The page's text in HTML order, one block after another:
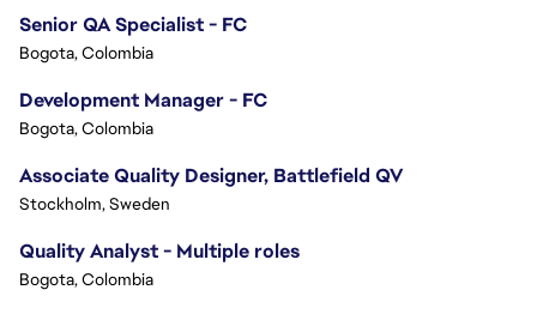
Senior QA Specialist - FC
Bogota, Colombia
Development Manager - FC
Bogota, Colombia
Associate Quality Designer, Battlefield QV
Stockholm, Sweden
Quality Analyst - Multiple roles
Bogota, Colombia